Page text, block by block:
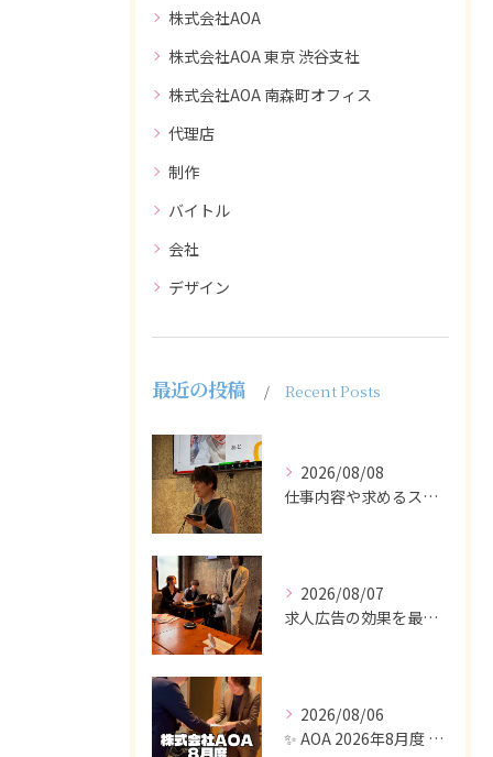
株式会社AOA
株式会社AOA 東京 渋谷支社
株式会社AOA 南森町オフィス
代理店
制作
バイトル
会社
デザイン
最近の投稿 Recent Posts
2026/08/08
仕事内容や求めるスキルを明確にし、ターゲット層に響くメッセー...
2026/08/07
求人広告の効果を最大化するために最も重要なのは、掲載タイミン...
2026/08/06
✨ AOA 2026年8月度 表彰式レポート ✨